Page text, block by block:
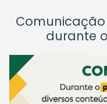
Comunicação
durante